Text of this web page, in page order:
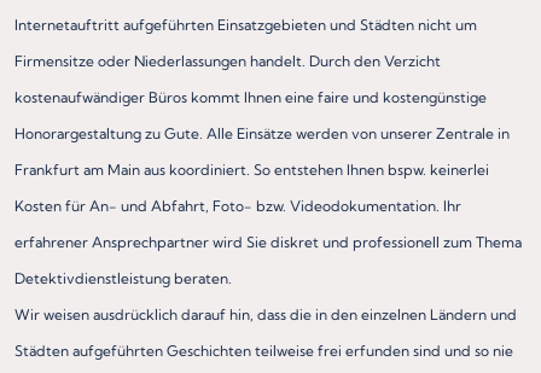
Internetauftritt aufgeführten Einsatzgebieten und Städten nicht um
Firmensitze oder Niederlassungen handelt. Durch den Verzicht
kostenaufwändiger Büros kommt Ihnen eine faire und kostengünstige
Honorargestaltung zu Gute. Alle Einsätze werden von unserer Zentrale in
Frankfurt am Main aus koordiniert. So entstehen Ihnen bspw. keinerlei
Kosten für An- und Abfahrt, Foto- bzw. Videodokumentation. Ihr
erfahrener Ansprechpartner wird Sie diskret und professionell zum Thema
Detektivdienstleistung beraten.
Wir weisen ausdrücklich darauf hin, dass die in den einzelnen Ländern und
Städten aufgeführten Geschichten teilweise frei erfunden sind und so nie